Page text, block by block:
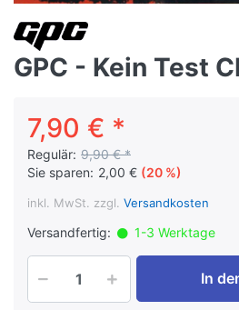
GPC - Kein Test
7,90 € *
Regulär: 9,90 € *
Sie sparen: 2,00 € (20 %)
inkl. MwSt. zzgl. Versandkosten
Versandfertig: 1-3 Werktage
In